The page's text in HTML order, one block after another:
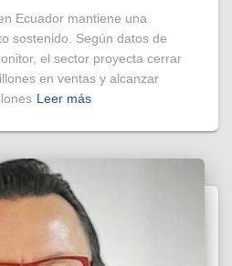
Ecuador mantiene una
sostenido. Según datos de
el sector proyecta cerrar
en ventas y alcanzar
Leer más